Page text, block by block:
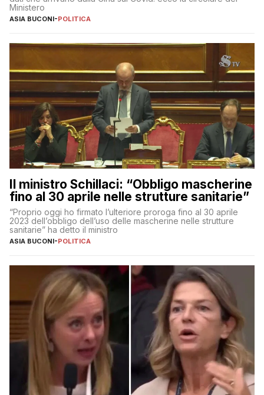
Ministero
ASIA BUCONI-POLITICA
Il ministro Schillaci: “Obbligo mascherine
fino al 30 aprile nelle strutture sanitarie”
“Proprio oggi ho firmato l’ulteriore proroga fino al 30 aprile
2023 dell’obbligo dell’uso delle mascherine nelle strutture
sanitarie” ha detto il ministro
ASIA BUCONI-POLITICA